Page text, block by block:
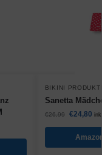
BIKINI
Sanetta
€26,99 €24,80